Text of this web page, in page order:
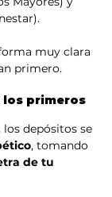
muy clara
primero.
los primeros
depósitos se
, tomando
de tu